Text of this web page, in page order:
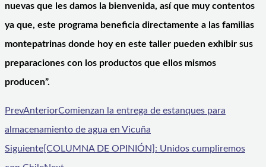
nuevas que les damos la bienvenida, así que muy contentos
ya que, este programa beneficia directamente a las familias
montepatrinas donde hoy en este taller pueden exhibir sus
preparaciones con los productos que ellos mismos
producen”.
PrevAnteriorComienzan la entrega de estanques para
almacenamiento de agua en Vicuña
Siguiente[COLUMNA DE OPINIÓN]: Unidos cumpliremos